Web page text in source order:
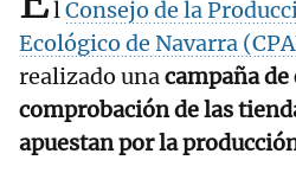
lConsejo de la
Ecológico de Navarra
realizado unacampaña
comprobación de las
apuestan por la